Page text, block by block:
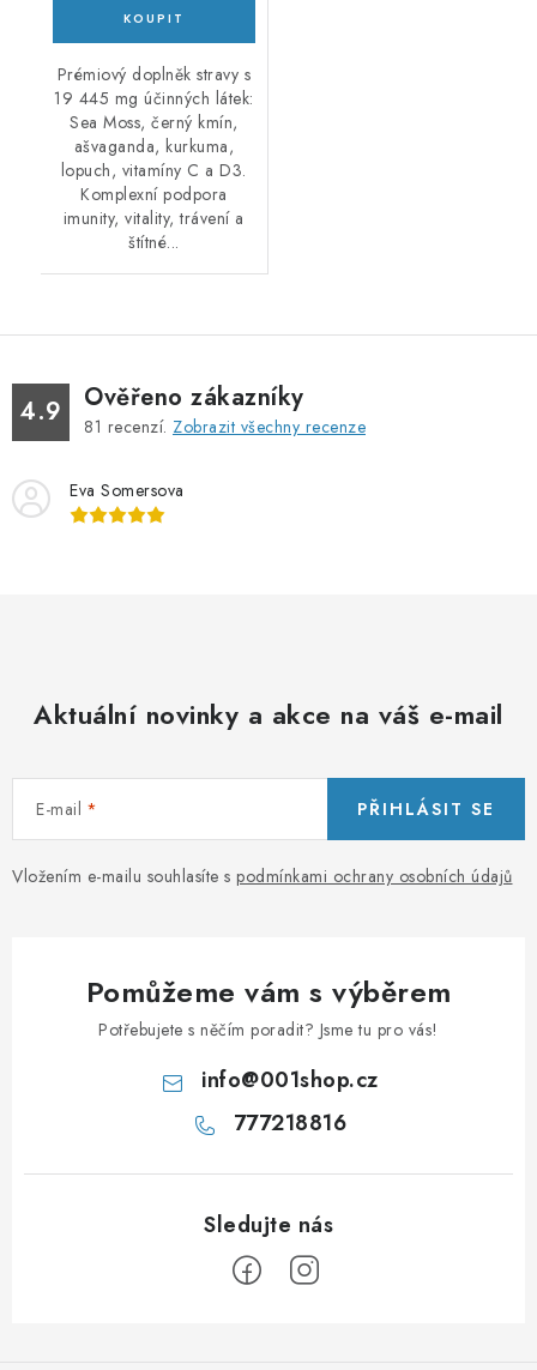
Prémiový doplněk stravy s
19 445 mg účinných látek:
Sea Moss, černý kmín,
ašvaganda, kurkuma,
lopuch, vitamíny C a D3.
Komplexní podpora
imunity, vitality, trávení a
štítné...
4.9 Ověřeno zákazníky
81 recenzí. Zobrazit všechny recenze
Eva Somersova
Aktuální novinky a akce na váš e-mail
E-mail
Vložením e-mailu souhlasíte s podmínkami ochrany osobních údajů
PŘIHLÁSIT SE
Pomůžeme vám s výběrem
Potřebujete s něčím poradit? Jsme tu pro vás!
info@001shop.cz
777218816